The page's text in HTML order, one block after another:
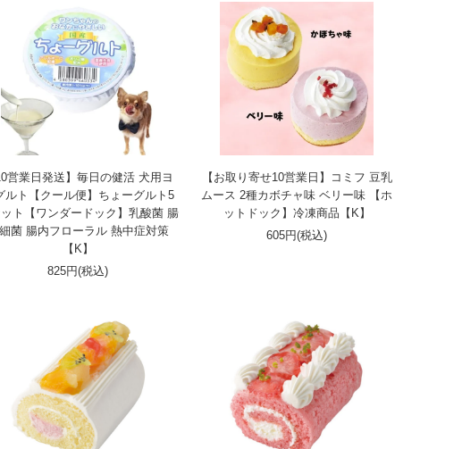
営業日発送】毎日の健活 犬用ヨ
ルト【クール便】ちょーグルト5
ト【ワンダードック】乳酸菌 腸
菌 腸内フローラル 熱中症対策
【K】
825円(税込)
【お取り寄せ10営業日】コミフ 豆乳
ムース 2種カボチャ味 ベリー味 【ホ
ットドック】冷凍商品【K】
605円(税込)